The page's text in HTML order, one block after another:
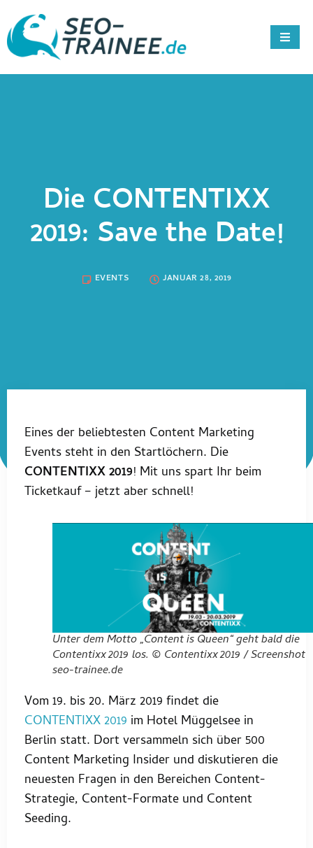
Die CONTENTIXX
2019: Save the Date!
EVENTS JANUAR 28, 2019
Eines der beliebtesten Content Marketing
Events steht in den Startlöchern. Die
CONTENTIXX 2019! Mit uns spart Ihr beim
Ticketkauf – jetzt aber schnell!
Unter dem Motto „Content is Queen“ geht bald die
Contentixx 2019 los. © Contentixx 2019 / Screenshot
seo-trainee.de
Vom 19. bis 20. März 2019 findet die
CONTENTIXX 2019 im Hotel Müggelsee in
Berlin statt. Dort versammeln sich über 500
Content Marketing Insider und diskutieren die
neuesten Fragen in den Bereichen Content-
Strategie, Content-Formate und Content
Seeding.